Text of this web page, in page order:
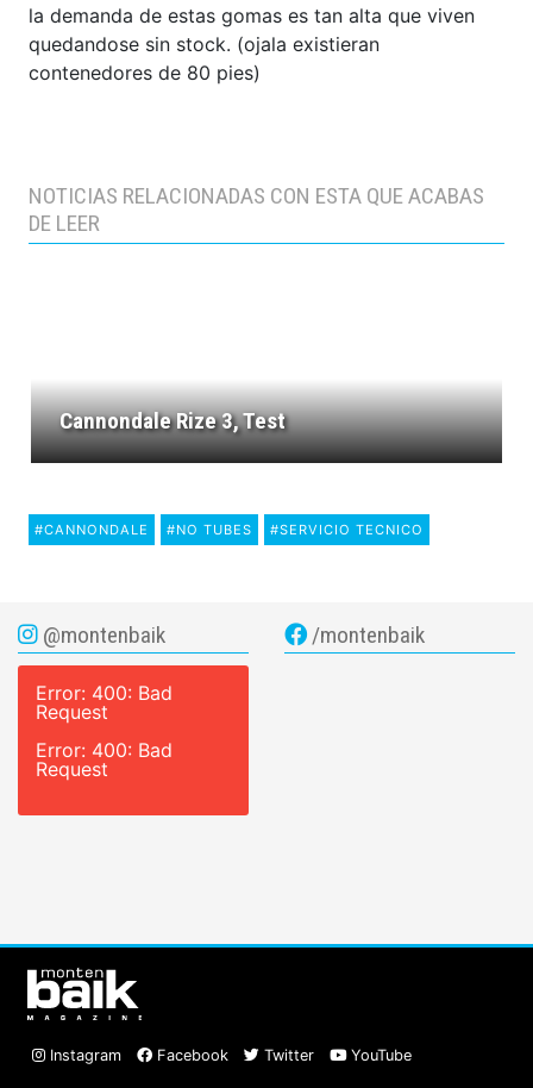
la demanda de estas gomas es tan alta que viven
quedandose sin stock. (ojala existieran
contenedores de 80 pies)
NOTICIAS RELACIONADAS CON ESTA QUE ACABAS
DE LEER
Cannondale Rize 3, Test
#CANNONDALE #NO TUBES #SERVICIO TECNICO
@montenbaik
Error: 400: Bad
Request
Error: 400: Bad
Request
/montenbaik
Instagram Facebook Twitter YouTube